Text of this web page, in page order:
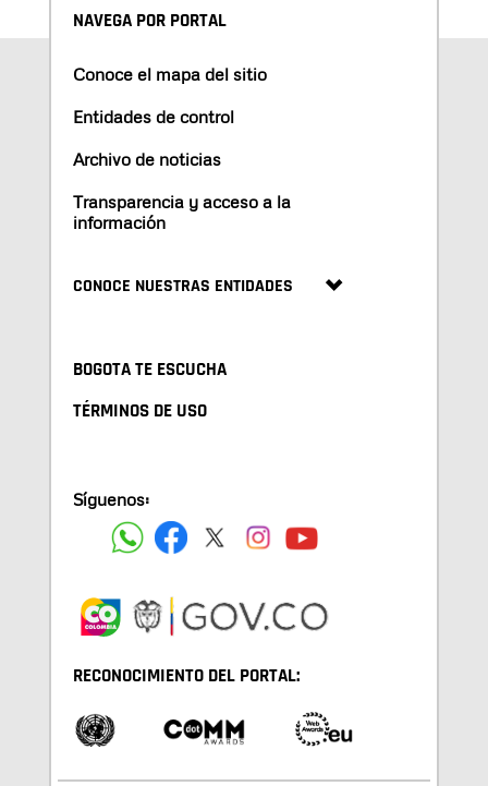
NAVEGA POR PORTAL
Conoce el mapa del sitio
Entidades de control
Archivo de noticias
Transparencia y acceso a la
información
CONOCE NUESTRAS ENTIDADES
BOGOTA TE ESCUCHA
TÉRMINOS DE USO
Síguenos:
RECONOCIMIENTO DEL PORTAL: